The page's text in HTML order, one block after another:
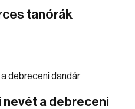
tanórák
a debreceni